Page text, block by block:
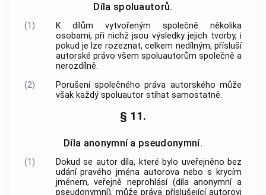
Díla spoluautorů.
(1)
K dílům vytvořeným společně několika
osobami, při nichž jsou výsledky jejich tvorby, i
pokud je lze rozeznat, celkem nedílným, přísluší
autorské právo všem spoluautorům společně a
nerozdílně.
(2)
Porušení společného práva autorského může
však každý spoluautor stíhat samostatně.
§ 11.
Díla anonymní a pseudonymní.
(1)
Dokud se autor díla, které bylo uveřejněno bez
udání pravého jména autorova nebo s krycím
jménem, veřejně neprohlásí (díla anonymní a
pseudonymní), může práva příslušející autorovi